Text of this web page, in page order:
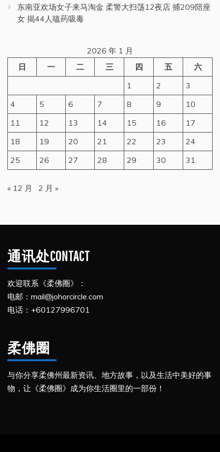
东南亚欢场女子来马淘金 柔警大扫荡12夜店 捕209陪座
女 揭44人嗑药吸毒
2026 年 1 月
日
一 二 三 四 五
六
1
2
3
4
5 6 7 8 9
10
11
12 13 14 15 16
17
18
19 20 21 22 23
24
25
26 27 28 29 30 31
« 12 月 2 月 »
通讯处CONTACT
欢迎联系《柔佛圈》：
电邮：mail@johorcircle.com
电话：+60127996701
柔佛圈
与你分享柔佛州最新资讯、地方故事，以及生活中美好的事
物，让《柔佛圈》成为你生活圈里的一部份！